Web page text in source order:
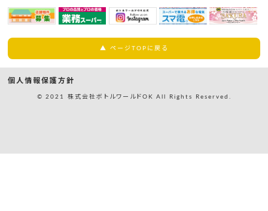
▲ ページTOPに戻る
個人情報保護方針
© 2021 株式会社ボトルワールドOK All Rights Reserved.